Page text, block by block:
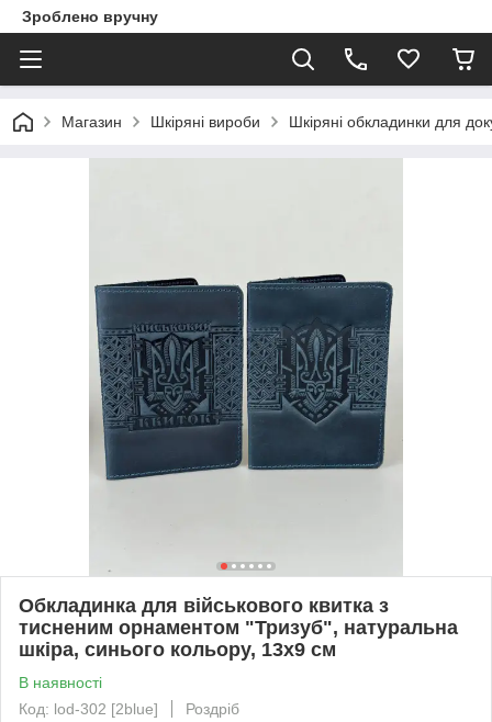
Зроблено вручну
Магазин Шкіряні вироби Шкіряні обкладинки для
Обкладинка для військового квитка з
тисненим орнаментом "Тризуб", натуральна
шкіра, синього кольору, 13х9 см
В наявності
Код: lod-302 [2blue]
Роздріб